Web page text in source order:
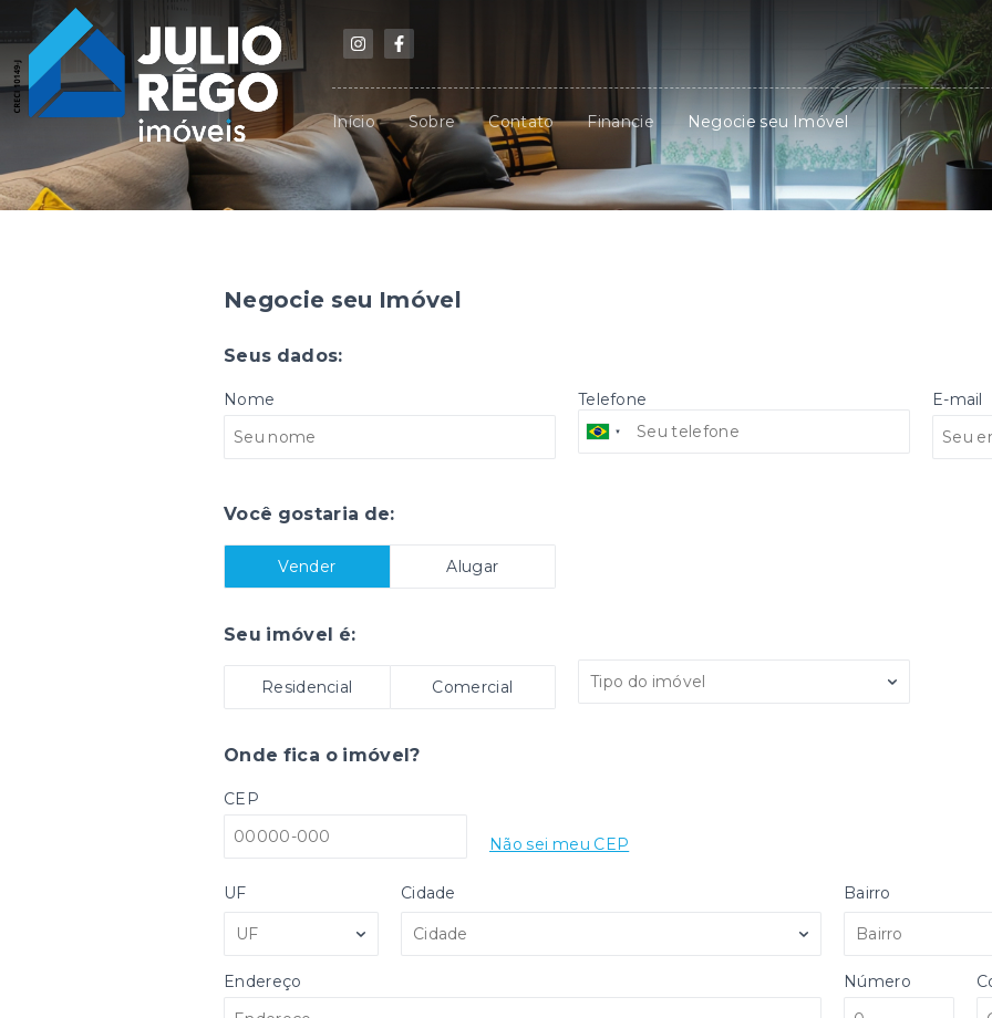
Início Sobre Contato Financie Negocie seu Imóvel
Negocie seu Imóvel
Seus dados:
Nome Telefone E-mail
Você gostaria de:
Vender Alugar
Seu imóvel é:
Residencial Comercial Tipo do imóvel
Onde fica o imóvel?
CEP
Não sei meu CEP
UF
UF
Cidade
Cidade
Bairro
Bairro
Endereço Número